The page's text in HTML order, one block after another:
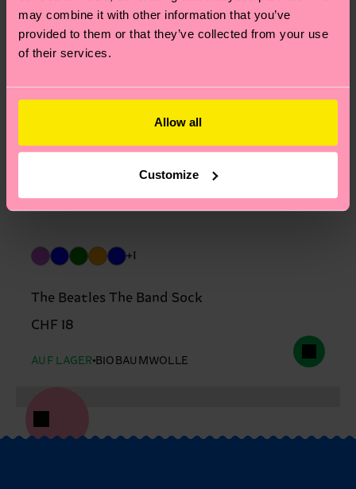
may combine it with other information that you’ve
provided to them or that they’ve collected from your use
of their services.
Allow all
Customize
+1
The Beatles The Band Sock
CHF 18
AUF LAGER BIOBAUMWOLLE